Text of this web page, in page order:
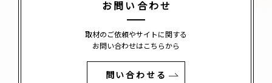
お問い合わせ
取材のご依頼やサイトに関する
お問い合わせはこちらから
問い合わせる